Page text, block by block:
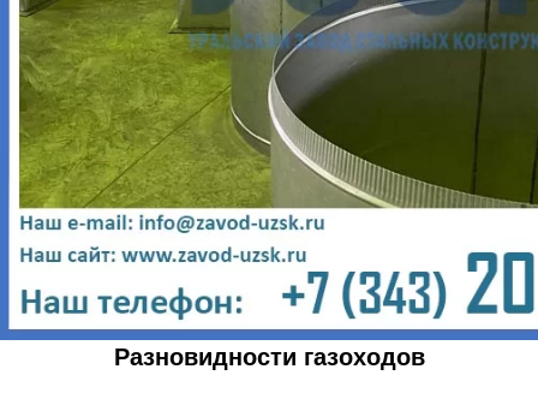
Разновидности газоходов